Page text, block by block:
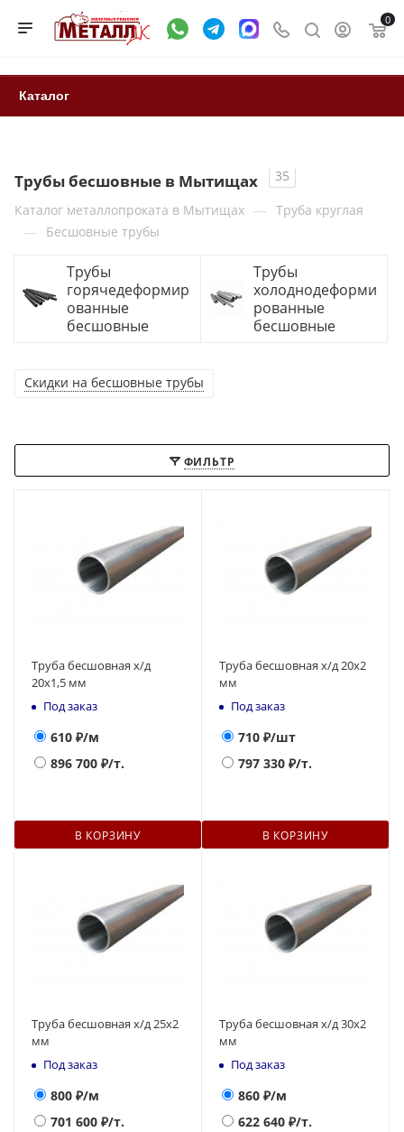
0
Каталог
Трубы бесшовные в Мытищах
35
Каталог металлопроката в Мытищах — Труба круглая
— Бесшовные трубы
Трубы
горячедеформир
ованные
бесшовные
Трубы
холоднодеформи
рованные
бесшовные
Скидки на бесшовные трубы
ФИЛЬТР
Труба бесшовная х/д
20х1,5 мм
Под заказ
610 ₽/м
896 700 ₽/т.
В КОРЗИНУ
Труба бесшовная х/д 20х2
мм
Под заказ
710 ₽/шт
797 330 ₽/т.
В КОРЗИНУ
Труба бесшовная х/д 25х2
мм
Под заказ
800 ₽/м
701 600 ₽/т.
Труба бесшовная х/д 30х2
мм
Под заказ
860 ₽/м
622 640 ₽/т.